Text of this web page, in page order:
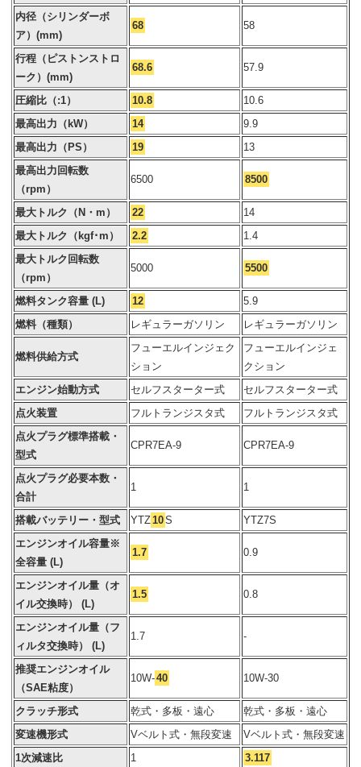
内径（シリンダーボ
ア）(mm)
68 58
行程（ピストンストロ
ーク）(mm)
68.6 57.9
圧縮比（:1） 10.8
10.6
最高出力（kW）
14
9.9
最高出力（PS）
19
13
最高出力回転数
（rpm）
6500 8500
最大トルク（N・m） 22
14
最大トルク（kgf･m）
2.2
1.4
最大トルク回転数
（rpm）
5000 5500
燃料タンク容量 (L) 12
5.9
燃料（種類）
レギュラーガソリン レギュラーガソリン
燃料供給方式
フューエルインジェク
ション
フューエルインジェ
クション
エンジン始動方式
セルフスターター式
セルフスターター式
点火装置
フルトランジスタ式
フルトランジスタ式
点火プラグ標準搭載・
型式
CPR7EA-9 CPR7EA-9
点火プラグ必要本数・
合計
1 1
搭載バッテリー・型式 YTZ10S
YTZ7S
エンジンオイル容量※
全容量 (L)
1.7 0.9
エンジンオイル量（オ
イル交換時） (L)
1.5 0.8
エンジンオイル量（フ
ィルタ交換時） (L)
1.7 -
推奨エンジンオイル
（SAE粘度）
10W-40 10W-30
クラッチ形式 乾式・多板・遠心
乾式・多板・遠心
変速機形式
Vベルト式・無段変速
Vベルト式・無段変速
1次減速比
1 3.117